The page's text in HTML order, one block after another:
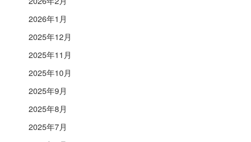
2026年1月
2025年12月
2025年11月
2025年10月
2025年9月
2025年8月
2025年7月